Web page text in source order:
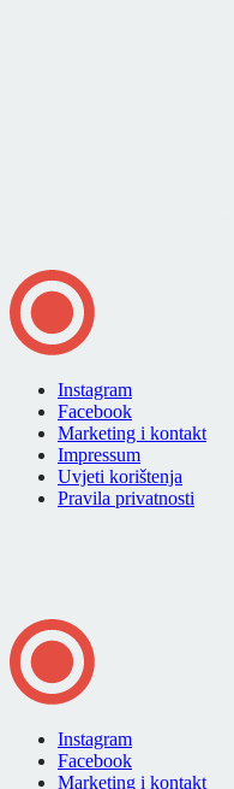
Instagram
Facebook
Marketing i kontakt
Impressum
Uvjeti korištenja
Pravila privatnosti
Instagram
Facebook
Marketing i kontakt